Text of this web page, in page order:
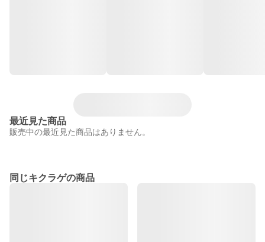
最近見た商品
販売中の最近見た商品はありません。
同じキクラゲの商品